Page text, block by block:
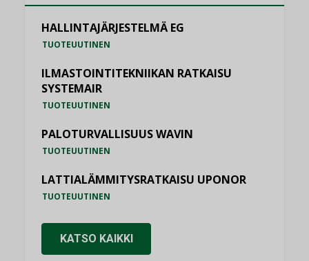
HALLINTAJÄRJESTELMÄ EG
TUOTEUUTINEN
ILMASTOINTITEKNIIKAN RATKAISU
SYSTEMAIR
TUOTEUUTINEN
PALOTURVALLISUUS WAVIN
TUOTEUUTINEN
LATTIALÄMMITYSRATKAISU UPONOR
TUOTEUUTINEN
KATSO KAIKKI